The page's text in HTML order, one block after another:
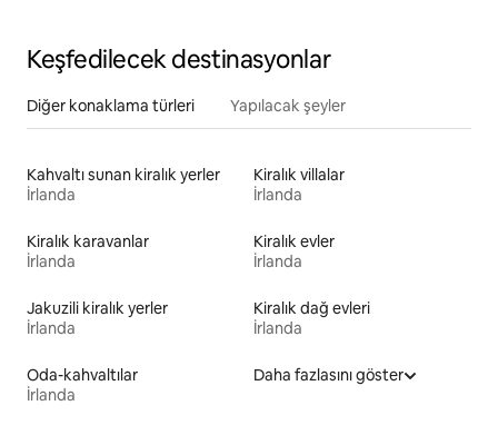
Keşfedilecek destinasyonlar
Diğer konaklama türleri Yapılacak şeyler
Kahvaltı sunan kiralık yerler
İrlanda
Kiralık villalar
İrlanda
Kiralık karavanlar
İrlanda
Kiralık evler
İrlanda
Jakuzili kiralık yerler
İrlanda
Kiralık dağ evleri
İrlanda
Oda-kahvaltılar
İrlanda
Daha fazlasını göster